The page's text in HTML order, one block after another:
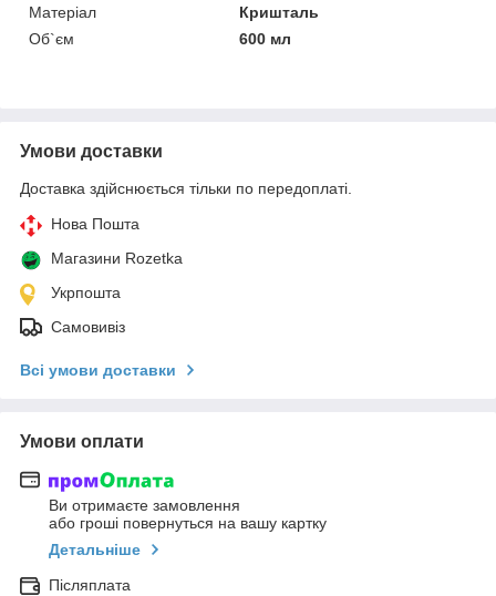
Матеріал
Кришталь
Об`єм
600 мл
Умови доставки
Доставка здійснюється тільки по передоплаті.
Нова Пошта
Магазини Rozetka
Укрпошта
Самовивіз
Всі умови доставки
Умови оплати
Ви отримаєте замовлення
або гроші повернуться на вашу картку
Детальніше
Післяплата